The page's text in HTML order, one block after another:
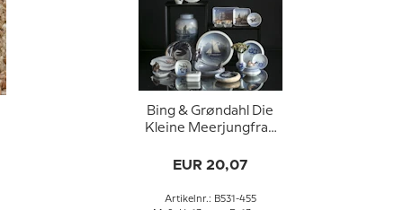
Bing & Grøndahl Die
Kleine Meerjungfrau
1300-6531
EUR 20,07
Artikelnr.: B531-455